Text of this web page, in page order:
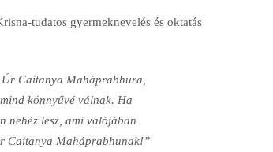
tudatos gyermeknevelés és oktatás
Caitanya Maháprabhura,
könnyűvé válnak. Ha
nehéz lesz, ami valójában
Caitanya Maháprabhunak!”